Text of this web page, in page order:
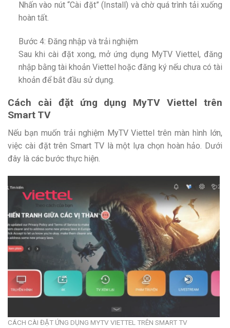
Nhấn vào nút “Cài đặt” (Install) và chờ quá trình tải xuống
hoàn tất.
Bước 4: Đăng nhập và trải nghiệm
Sau khi cài đặt xong, mở ứng dụng MyTV Viettel, đăng
nhập bằng tài khoản Viettel hoặc đăng ký nếu chưa có tài
khoản để bắt đầu sử dụng.
Cách cài đặt ứng dụng MyTV Viettel trên
Smart TV
Nếu bạn muốn trải nghiệm MyTV Viettel trên màn hình lớn,
việc cài đặt trên Smart TV là một lựa chọn hoàn hảo. Dưới
đây là các bước thực hiện.
CÁCH CÀI ĐẶT ỨNG DỤNG MYTV VIETTEL TRÊN SMART TV